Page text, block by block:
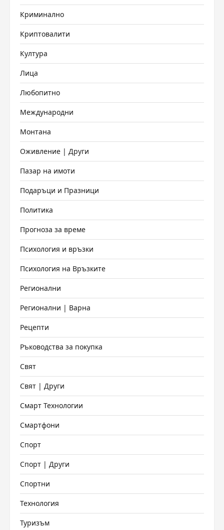
Криминално
Криптовалити
Култура
Лица
Любопитно
Международни
Монтана
Оживление | Други
Пазар на имоти
Подаръци и Празници
Политика
Прогноза за време
Психология и връзки
Психология на Връзките
Регионални
Регионални | Варна
Рецепти
Ръководства за покупка
Свят
Свят | Други
Смарт Технологии
Смартфони
Спорт
Спорт | Други
Спортни
Технология
Туризъм